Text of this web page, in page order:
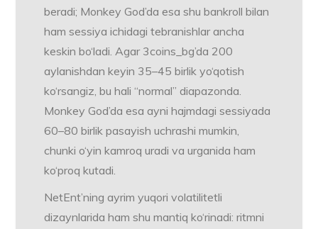
beradi; Monkey God’da esa shu bankroll bilan
ham sessiya ichidagi tebranishlar ancha
keskin bo‘ladi. Agar 3coins_bg’da 200
aylanishdan keyin 35–45 birlik yo‘qotish
ko‘rsangiz, bu hali “normal” diapazonda.
Monkey God’da esa ayni hajmdagi sessiyada
60–80 birlik pasayish uchrashi mumkin,
chunki o‘yin kamroq uradi va urganida ham
ko‘proq kutadi.
NetEnt’ning ayrim yuqori volatilitetli
dizaynlarida ham shu mantiq ko‘rinadi: ritmni